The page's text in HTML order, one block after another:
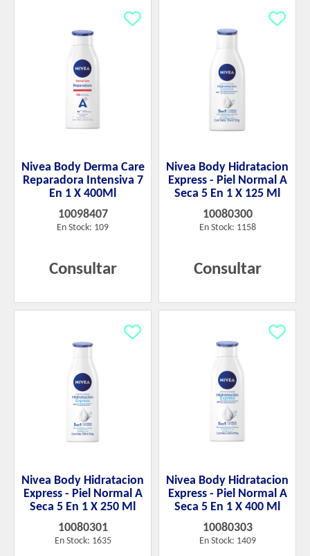
Nivea Body Derma Care
Reparadora Intensiva 7
En 1 X 400Ml
10098407
En Stock: 109
Consultar
Nivea Body Hidratacion
Express - Piel Normal A
Seca 5 En 1 X 125 Ml
10080300
En Stock: 1158
Consultar
Nivea Body Hidratacion
Express - Piel Normal A
Seca 5 En 1 X 250 Ml
10080301
En Stock: 1635
Nivea Body Hidratacion
Express - Piel Normal A
Seca 5 En 1 X 400 Ml
10080303
En Stock: 1409